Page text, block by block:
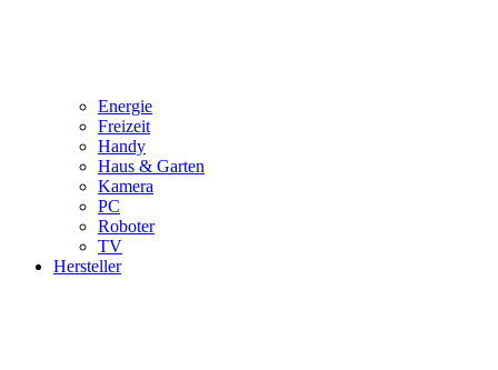
Energie
Freizeit
Handy
Haus & Garten
Kamera
PC
Roboter
TV
Hersteller